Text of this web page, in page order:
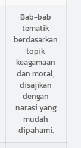
Bab-bab
tematik
berdasarkan
topik
keagamaan
dan moral,
disajikan
dengan
narasi yang
mudah
dipahami.